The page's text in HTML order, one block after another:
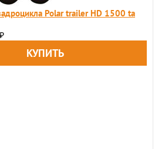
Polar trailer HD 1500 ta
₽